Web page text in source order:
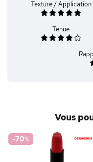
Texture / Application
Tenue
Vous
-70%